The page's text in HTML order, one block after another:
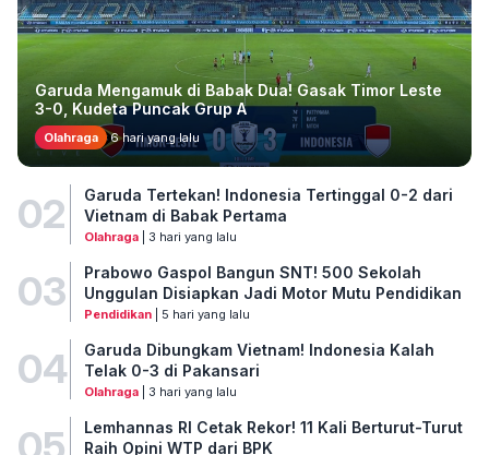
Garuda Mengamuk di Babak Dua! Gasak Timor Leste
3-0, Kudeta Puncak Grup A
Olahraga 6 hari yang lalu
02
Garuda Tertekan! Indonesia Tertinggal 0-2 dari
Vietnam di Babak Pertama
Olahraga| 3 hari yang lalu
03
Prabowo Gaspol Bangun SNT! 500 Sekolah
Unggulan Disiapkan Jadi Motor Mutu Pendidikan
Pendidikan| 5 hari yang lalu
04
Garuda Dibungkam Vietnam! Indonesia Kalah
Telak 0-3 di Pakansari
Olahraga| 3 hari yang lalu
Lemhannas RI Cetak Rekor! 11 Kali Berturut-Turut
Raih Opini WTP dari BPK